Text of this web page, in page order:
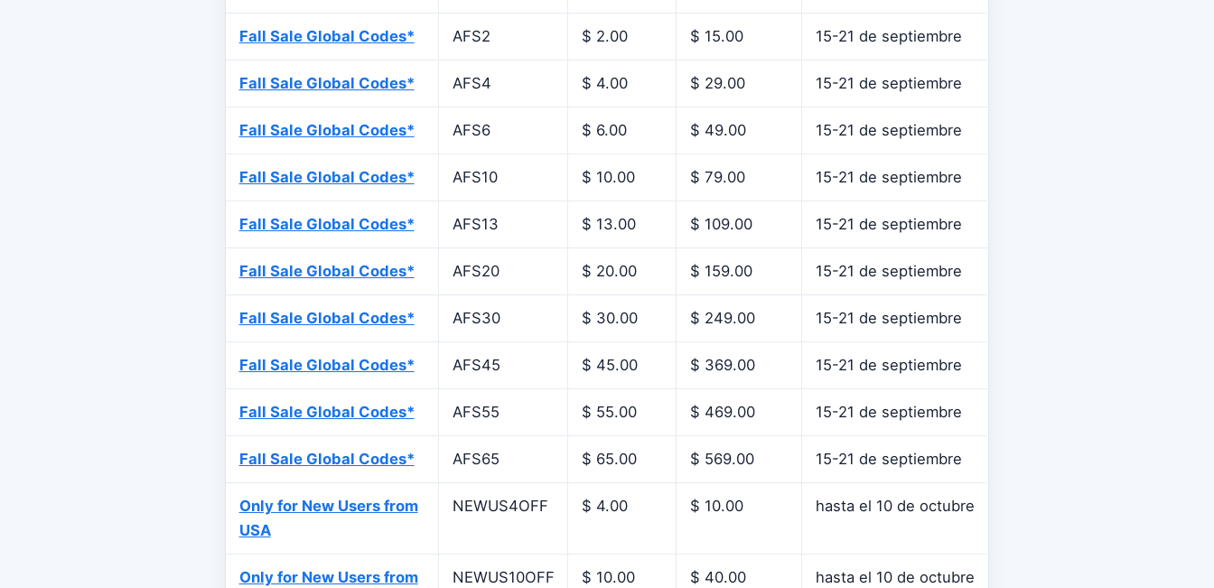
Fall Sale Global Codes* AFS2 $ 2.00 $ 15.00 15-21 de septiembre
Fall Sale Global Codes* AFS4 $ 4.00 $ 29.00 15-21 de septiembre
Fall Sale Global Codes* AFS6 $ 6.00 $ 49.00 15-21 de septiembre
Fall Sale Global Codes* AFS10 $ 10.00 $ 79.00 15-21 de septiembre
Fall Sale Global Codes* AFS13 $ 13.00 $ 109.00 15-21 de septiembre
Fall Sale Global Codes* AFS20 $ 20.00 $ 159.00 15-21 de septiembre
Fall Sale Global Codes* AFS30 $ 30.00 $ 249.00 15-21 de septiembre
Fall Sale Global Codes* AFS45 $ 45.00 $ 369.00 15-21 de septiembre
Fall Sale Global Codes* AFS55 $ 55.00 $ 469.00 15-21 de septiembre
Fall Sale Global Codes* AFS65 $ 65.00 $ 569.00 15-21 de septiembre
Only for New Users from
USA
NEWUS4OFF $ 4.00 $ 10.00 hasta el 10 de octubre
Only for New Users from
NEWUS10OFF $ 10.00 $ 40.00 hasta el 10 de octubre